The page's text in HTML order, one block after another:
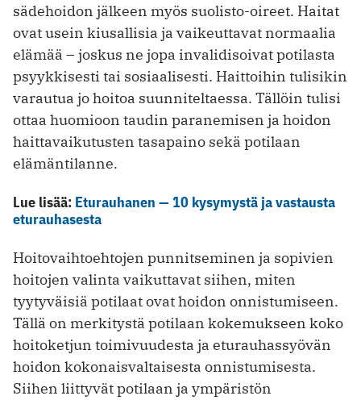
sädehoidon jälkeen myös suolisto-oireet. Haitat
ovat usein kiusallisia ja vaikeuttavat normaalia
elämää – joskus ne jopa invalidisoivat potilasta
psyykkisesti tai sosiaalisesti. Haittoihin tulisikin
varautua jo hoitoa suunniteltaessa. Tällöin tulisi
ottaa huomioon taudin paranemisen ja hoidon
haittavaikutusten tasapaino sekä potilaan
elämäntilanne.
Lue lisää: Eturauhanen — 10 kysymystä ja vastausta
eturauhasesta
Hoitovaihtoehtojen punnitseminen ja sopi­vien
hoitojen valinta vaikuttavat siihen, miten
tyytyväisiä potilaat ovat hoidon onnistumiseen.
Tällä on merkitystä potilaan kokemukseen koko
hoitoketjun toimivuudesta ja eturauhassyövän
hoidon kokonaisvaltaisesta onnistumisesta.
Siihen liittyvät potilaan ja ympäristön